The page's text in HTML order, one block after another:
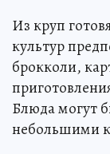
Из круп
культур
брокколи,
Блюда могут
небольшими